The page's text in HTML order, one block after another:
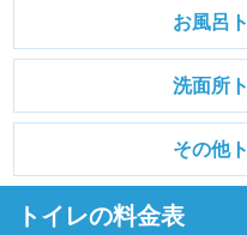
お風呂
洗面所
その他
トイレの料金表